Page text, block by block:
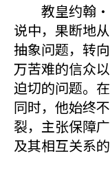
教皇约翰·
说中，果断地
抽象问题，转
万苦难的信众
迫切的问题。
同时，他始终
裂，主张保障
及其相互关系